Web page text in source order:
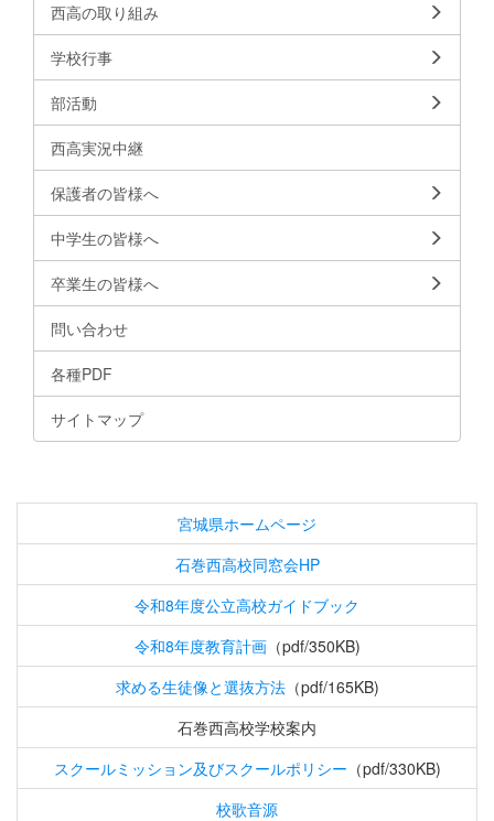
西高の取り組み
学校行事
部活動
西高実況中継
保護者の皆様へ
中学生の皆様へ
卒業生の皆様へ
問い合わせ
各種PDF
サイトマップ
宮城県ホームページ
石巻西高校同窓会HP
令和8年度公立高校ガイドブック
令和8年度教育計画（pdf/350KB)
求める生徒像と選抜方法（pdf/165KB)
石巻西高校学校案内
スクールミッション及びスクールポリシー （pdf/330KB)
校歌音源